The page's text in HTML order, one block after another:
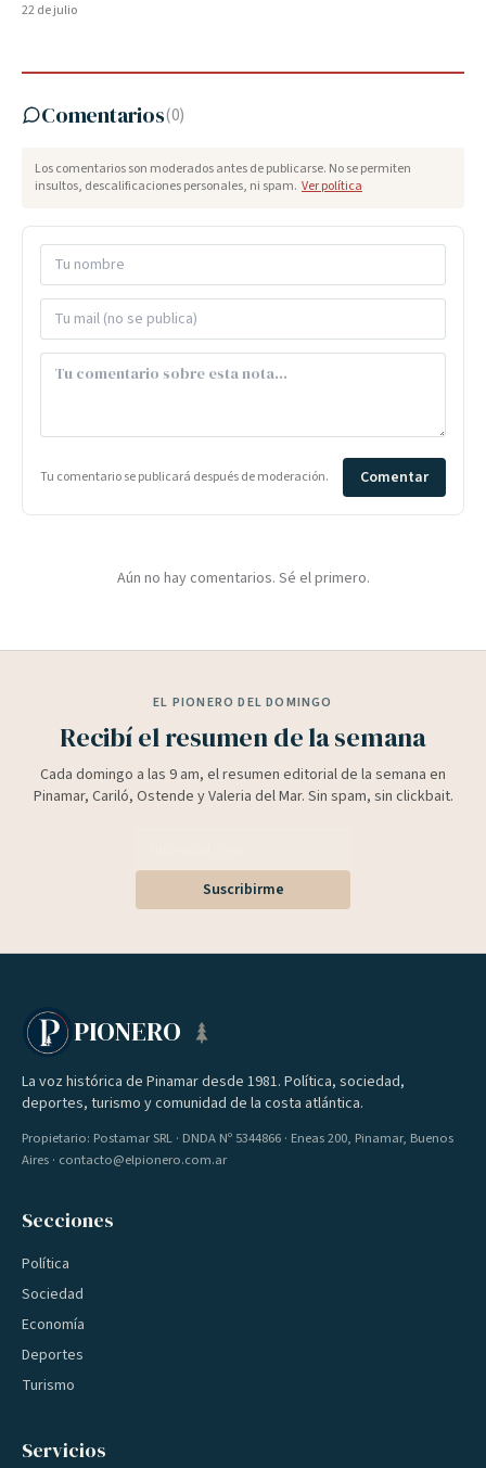
22 de julio
Comentarios(0)
Los comentarios son moderados antes de publicarse. No se permiten
insultos, descalificaciones personales, ni spam. Ver política
Tu comentario se publicará después de moderación. Comentar
Aún no hay comentarios. Sé el primero.
EL PIONERO DEL DOMINGO
Recibí el resumen de la semana
Cada domingo a las 9 am, el resumen editorial de la semana en
Pinamar, Cariló, Ostende y Valeria del Mar. Sin spam, sin clickbait.
Suscribirme
PIONERO
La voz histórica de Pinamar desde 1981. Política, sociedad,
deportes, turismo y comunidad de la costa atlántica.
Propietario: Postamar SRL · DNDA Nº 5344866 · Eneas 200, Pinamar, Buenos
Aires · contacto@elpionero.com.ar
Secciones
Política
Sociedad
Economía
Deportes
Turismo
Servicios